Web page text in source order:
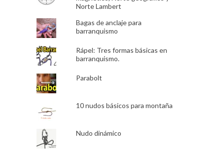
Norte Lambert
Bagas de anclaje para
barranquismo
Rápel: Tres formas básicas en
barranquismo.
Parabolt
10 nudos básicos para montaña
Nudo dinámico